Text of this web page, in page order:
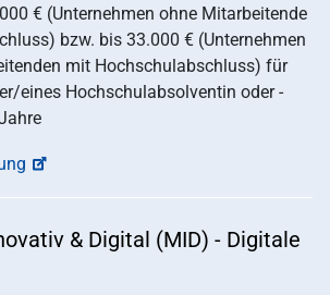
€ (Unternehmen ohne Mitarbeitende
bzw. bis 33.000 € (Unternehmen
mit Hochschulabschluss) für
eines Hochschulabsolventin oder -
& Digital (MID) - Digitale